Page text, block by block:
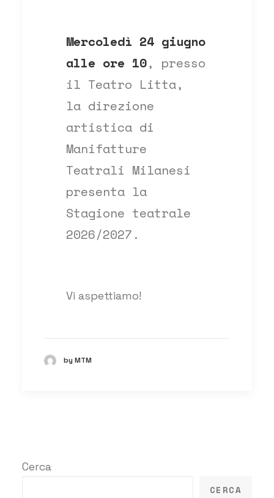
Mercoledì 24 giugno
alle ore 10, presso
il Teatro Litta,
la direzione
artistica di
Manifatture
Teatrali Milanesi
presenta la
Stagione teatrale
2026/2027.
Vi aspettiamo!
by MTM
Cerca
CERCA